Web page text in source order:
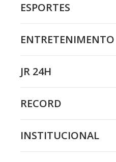
ESPORTES
ENTRETENIMENTO
JR 24H
RECORD
INSTITUCIONAL